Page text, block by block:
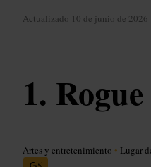
Actualizado 10 de junio de 2026
Artes y entretenimiento • Lugar